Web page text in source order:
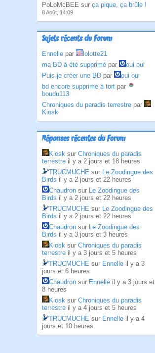
PoLoMcBEE sur ça pique, ça brûle !
8 Août, 14:09
Sujets récents du Forum
Ennelle par
lolotte21
ma BD à été supprimé par
oui oui
Puis-je créer une BD par
oui oui
bd encore supprimé à tort par
boudu113
Chroniques du paradis terrestre par
Kiosk
Réponses récentes du Forum
Kiosk sur Chroniques du paradis
terrestre il y a 2 jours et 18 heures
TRUCMUCHE sur Le Zoodingue des
Birds il y a 2 jours et 22 heures
Chaudron sur Le Zoodingue des
Birds il y a 2 jours et 22 heures
TRUCMUCHE sur Le Zoodingue des
Birds il y a 2 jours et 22 heures
Chaudron sur Le Zoodingue des
Birds il y a 3 jours et 3 heures
Kiosk sur Chroniques du paradis
terrestre il y a 3 jours et 5 heures
TRUCMUCHE sur Ennelle il y a 3
jours et 6 heures
Chaudron sur Ennelle il y a 3 jours et
8 heures
Kiosk sur Chroniques du paradis
terrestre il y a 4 jours et 5 heures
TRUCMUCHE sur Ennelle il y a 4
jours et 10 heures